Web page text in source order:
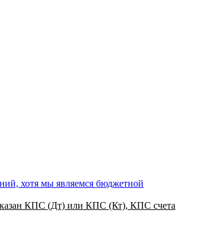
хотя мы являемся бюджетной
КПС (Дт) или КПС (Кт), КПС счета